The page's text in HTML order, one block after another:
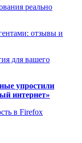
реально
отзывы и
для вашего
упростили
интернет»
в Firefox